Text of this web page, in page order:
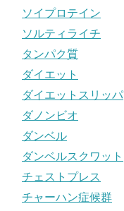
ソイプロテイン
ソルティライチ
タンパク質
ダイエット
ダイエットスリッパ
ダノンビオ
ダンベル
ダンベルスクワット
チェストプレス
チャーハン症候群